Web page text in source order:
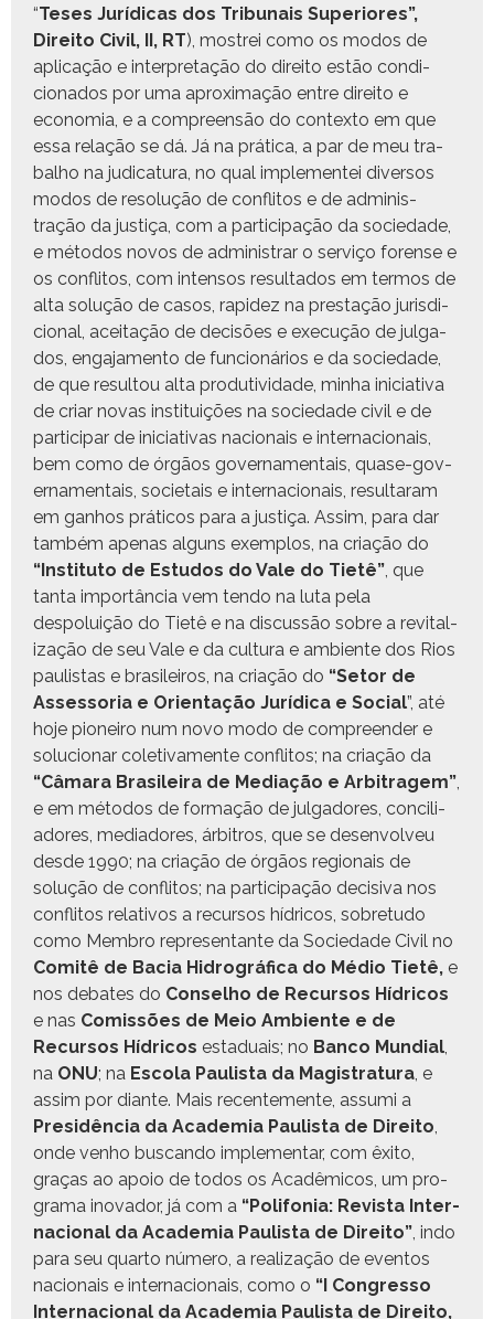
“Teses Jurídi­cas dos Tri­bunais Supe­ri­ores”,
Dire­ito Civ­il, II, RT), mostrei como os mod­os de
apli­cação e inter­pre­tação do dire­ito estão condi­
ciona­dos por uma aprox­i­mação entre dire­ito e
econo­mia, e a com­preen­são do con­tex­to em que
essa relação se dá. Já na práti­ca, a par de meu tra­
bal­ho na judi­catu­ra, no qual imple­mentei diver­sos
mod­os de res­olução de con­fli­tos e de admin­is­
tração da justiça, com a par­tic­i­pação da sociedade,
e méto­dos novos de admin­is­trar o serviço forense e
os con­fli­tos, com inten­sos resul­ta­dos em ter­mos de
alta solução de casos, rapi­dez na prestação juris­di­
cional, aceitação de decisões e exe­cução de jul­ga­
dos, enga­ja­men­to de fun­cionários e da sociedade,
de que resul­tou alta pro­du­tivi­dade, min­ha ini­cia­ti­va
de cri­ar novas insti­tu­ições na sociedade civ­il e de
par­tic­i­par de ini­cia­ti­vas nacionais e inter­na­cionais,
bem como de órgãos gov­er­na­men­tais, quase-gov­
er­na­men­tais, soci­etais e inter­na­cionais, resul­taram
em gan­hos práti­cos para a justiça. Assim, para dar
tam­bém ape­nas alguns exem­p­los, na cri­ação do
“Insti­tu­to de Estu­dos do Vale do Tietê”, que
tan­ta importân­cia vem ten­do na luta pela
despoluição do Tietê e na dis­cussão sobre a revi­tal­
iza­ção de seu Vale e da cul­tura e ambi­ente dos Rios
paulis­tas e brasileiros, na cri­ação do “Setor de
Asses­so­ria e Ori­en­tação Jurídi­ca e Social”, até
hoje pio­neiro num novo modo de com­preen­der e
solu­cionar cole­ti­va­mente con­fli­tos; na cri­ação da
“Câmara Brasileira de Medi­ação e Arbi­tragem”,
e em méto­dos de for­mação de jul­gadores, con­cil­i­
adores, medi­adores, árbi­tros, que se desen­volveu
des­de 1990; na cri­ação de órgãos region­ais de
solução de con­fli­tos; na par­tic­i­pação deci­si­va nos
con­fli­tos rel­a­tivos a recur­sos hídri­cos, sobre­tu­do
como Mem­bro rep­re­sen­tante da Sociedade Civ­il no
Comitê de Bacia Hidro­grá­fi­ca do Médio Tietê, e
nos debates do Con­sel­ho de Recur­sos Hídri­cos
e nas Comis­sões de Meio Ambi­ente e de
Recur­sos Hídri­cos estad­u­ais; no Ban­co Mundi­al,
na ONU; na Esco­la Paulista da Mag­i­s­tratu­ra, e
assim por diante. Mais recen­te­mente, assu­mi a
Presidên­cia da Acad­e­mia Paulista de Dire­ito,
onde ven­ho bus­can­do imple­men­tar, com êxi­to,
graças ao apoio de todos os Acadêmi­cos, um pro­
gra­ma ino­vador, já com a “Poli­fo­nia: Revista Inter­
na­cional da Acad­e­mia Paulista de Dire­ito”, indo
para seu quar­to número, a real­iza­ção de even­tos
nacionais e inter­na­cionais, como o “I Con­gres­so
Inter­na­cional da Acad­e­mia Paulista de Dire­ito,